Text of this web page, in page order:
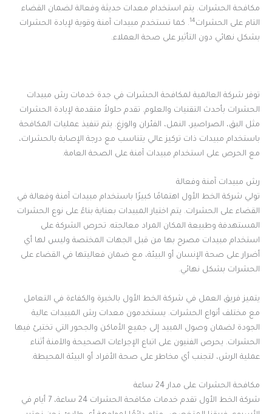
مكافحة الحشرات. يتم استخدام معدات حديثة وفعالة لضمان القضاء
التام على الحشرات14. كما تستخدم مبيدات آمنة وقوية لإبادة الحشرات
بشكل نهائي دون التأثير على صحة العملاء.
توفر شركة العالمية لمكافحة الحشرات في جدة خدمات رش مبيدات
الحشرات بأحدث التقنيات والعلوم. تقدم حلولاً متقدمة لإبادة الحشرات
مثل البق، الصراصير، النمل، الفئران والوزغ. يتم تنفيذ عمليات المكافحة
باستخدام مبيدات ذات تركيز عالي يتناسب مع درجة الإصابة بالحشرات،
مع الحرص على استخدام مبيدات آمنة على الصحة العامة.
رش مبيدات آمنة وفعالة
تولي شركة الخط الأول اهتمامًا كبيرًا باستخدام مبيدات آمنة وفعالة في
القضاء على الحشرات. يتم اختيار المبيدات بعناية بناءً على نوع الحشرات
المستهدفة وطبيعة المكان المراد معالجته. تحرص الشركة على
استخدام مبيدات مصرح بها من قبل الجهات المختصة وليس لها أي
أضرار على صحة الإنسان أو البيئة، مع ضمان فعاليتها في القضاء على
الحشرات بشكل نهائي.
يتميز فريق العمل في شركة الخط الأول بالخبرة والكفاءة في التعامل
مع مختلف أنواع الحشرات. يستخدمون معدات رش المبيدات عالية
الجودة لضمان وصول المبيد إلى جميع الأماكن والجحور التي تختبئ فيها
الحشرات. يحرص الفنيون على اتباع الإجراءات الصحيحة والآمنة أثناء
عملية الرش، لتجنب أي مخاطر على صحة الأفراد أو البيئة المحيطة.
مكافحة الحشرات على مدار 24 ساعة
شركة الخط الأول تقدم خدمات مكافحة الحشرات 24 ساعة، 7 أيام في